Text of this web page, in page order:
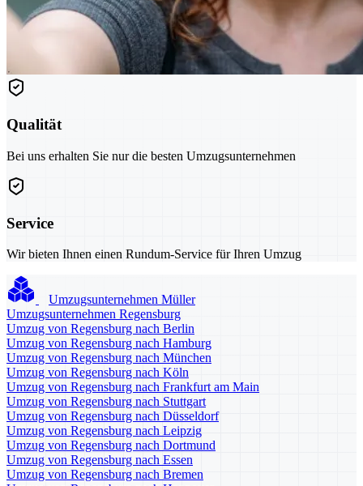
Qualität
Bei uns erhalten Sie nur die besten Umzugsunternehmen
Service
Wir bieten Ihnen einen Rundum-Service für Ihren Umzug
Umzugsunternehmen Müller
Umzugsunternehmen Regensburg
Umzug von Regensburg nach Berlin
Umzug von Regensburg nach Hamburg
Umzug von Regensburg nach München
Umzug von Regensburg nach Köln
Umzug von Regensburg nach Frankfurt am Main
Umzug von Regensburg nach Stuttgart
Umzug von Regensburg nach Düsseldorf
Umzug von Regensburg nach Leipzig
Umzug von Regensburg nach Dortmund
Umzug von Regensburg nach Essen
Umzug von Regensburg nach Bremen